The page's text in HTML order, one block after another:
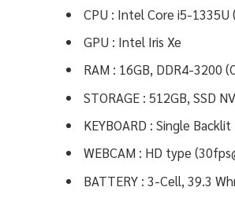
CPU : Intel Core i5-1335U
GPU : Intel Iris Xe
RAM : 16GB, DDR4-3200
STORAGE : 512GB, SSD
KEYBOARD : Single
WEBCAM : HD type
BATTERY : 3-Cell, 39.3